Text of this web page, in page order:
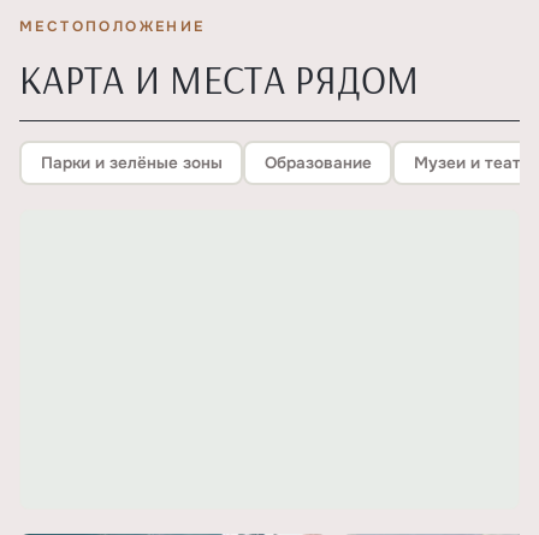
МЕСТОПОЛОЖЕНИЕ
КАРТА И МЕСТА РЯДОМ
Парки и зелёные зоны Образование Музеи и